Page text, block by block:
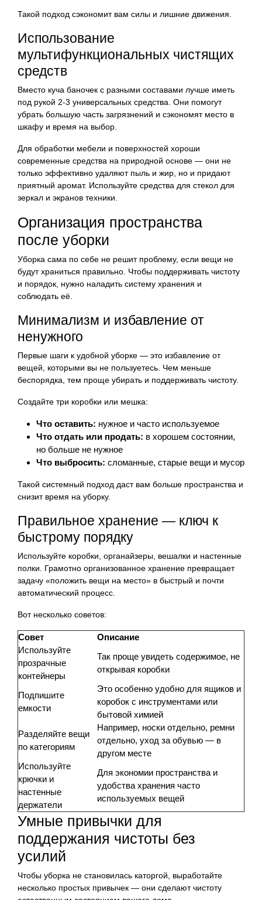
Такой подход сэкономит вам силы и лишние движения.
Использование
мультифункциональных чистящих
средств
Вместо куча баночек с разными составами лучше иметь
под рукой 2-3 универсальных средства. Они помогут
убрать большую часть загрязнений и сэкономят место в
шкафу и время на выбор.
Для обработки мебели и поверхностей хороши
современные средства на природной основе — они не
только эффективно удаляют пыль и жир, но и придают
приятный аромат. Используйте средства для стекол для
зеркал и экранов техники.
Организация пространства
после уборки
Уборка сама по себе не решит проблему, если вещи не
будут храниться правильно. Чтобы поддерживать чистоту
и порядок, нужно наладить систему хранения и
соблюдать её.
Минимализм и избавление от
ненужного
Первые шаги к удобной уборке — это избавление от
вещей, которыми вы не пользуетесь. Чем меньше
беспорядка, тем проще убирать и поддерживать чистоту.
Создайте три коробки или мешка:
Что оставить: нужное и часто используемое
Что отдать или продать: в хорошем состоянии,
но больше не нужное
Что выбросить: сломанные, старые вещи и мусор
Такой системный подход даст вам больше пространства и
снизит время на уборку.
Правильное хранение — ключ к
быстрому порядку
Используйте коробки, органайзеры, вешалки и настенные
полки. Грамотно организованное хранение превращает
задачу «положить вещи на место» в быстрый и почти
автоматический процесс.
Вот несколько советов:
Совет
Описание
Используйте
прозрачные
контейнеры
Так проще увидеть содержимое, не
открывая коробки
Подпишите
емкости
Это особенно удобно для ящиков и
коробок с инструментами или
бытовой химией
Разделяйте вещи
по категориям
Например, носки отдельно, ремни
отдельно, уход за обувью — в
другом месте
Используйте
крючки и
настенные
держатели
Для экономии пространства и
удобства хранения часто
используемых вещей
Умные привычки для
поддержания чистоты без
усилий
Чтобы уборка не становилась каторгой, выработайте
несколько простых привычек — они сделают чистоту